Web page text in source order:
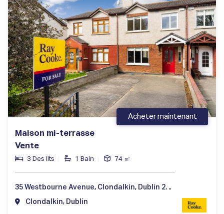
Maison mi-terrasse
Vente
3 Des lits 1 Bain 74 ㎡
Acheter maintenant
35 Westbourne Avenue, Clondalkin, Dublin 22, Ireland
Clondalkin, Dublin